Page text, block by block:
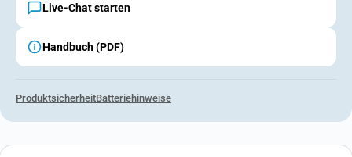
Live-Chat starten
Handbuch (PDF)
ProduktsicherheitBatteriehinweise